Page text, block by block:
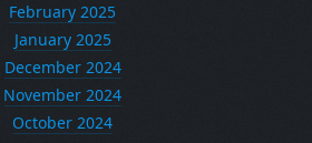
February 2025
January 2025
December 2024
November 2024
October 2024